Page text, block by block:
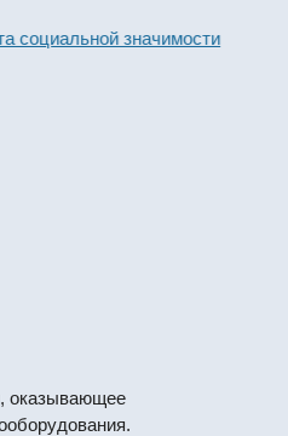
значимости
оказывающее